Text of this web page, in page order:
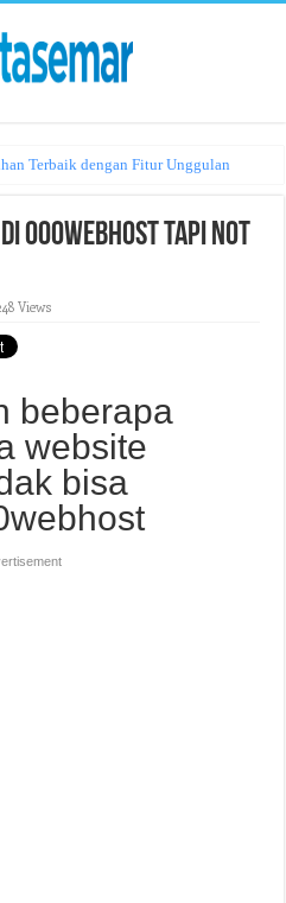
Terbaik dengan Fitur Unggulan
000webhost tapi not
Views
beberapa
website
bisa